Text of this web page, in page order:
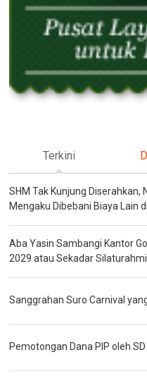
Terkini
SHM Tak Kunjung Diserahkan,
Mengaku Dibebani Biaya Lain
Aba Yasin Sambangi Kantor
2029 atau Sekadar
Sanggrahan Suro Carnival
Pemotongan Dana PIP oleh